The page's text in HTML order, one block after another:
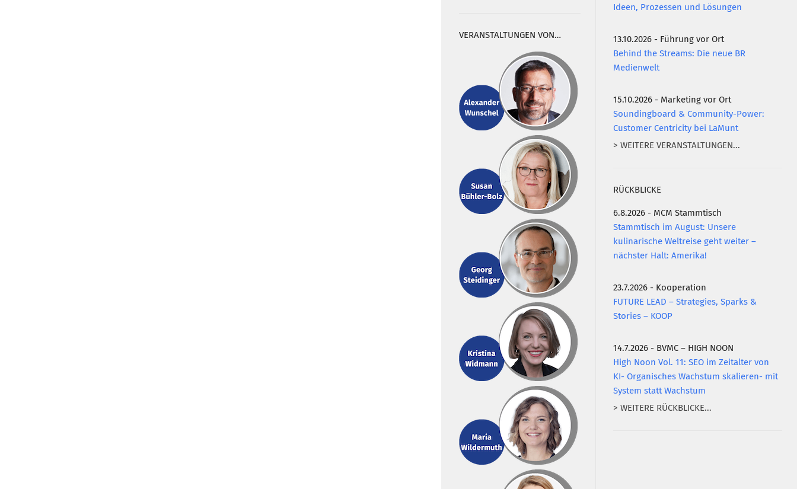
Ideen, Prozessen und Lösungen
13.10.2026 - Führung vor Ort
Behind the Streams: Die neue BR
Medienwelt
15.10.2026 - Marketing vor Ort
Soundingboard & Community-Power:
Customer Centricity bei LaMunt
> WEITERE VERANSTALTUNGEN...
RÜCKBLICKE
6.8.2026 - MCM Stammtisch
Stammtisch im August: Unsere
kulinarische Weltreise geht weiter –
nächster Halt: Amerika!
23.7.2026 - Kooperation
FUTURE LEAD – Strategies, Sparks &
Stories – KOOP
14.7.2026 - BVMC – HIGH NOON
High Noon Vol. 11: SEO im Zeitalter von
KI- Organisches Wachstum skalieren- mit
System statt Wachstum
> WEITERE RÜCKBLICKE...
VERANSTALTUNGEN VON…